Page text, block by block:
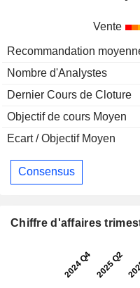
Vente
Recommandation
Nombre d'Analystes
Dernier Cours de Cloture
Objectif de cours Moyen
Ecart / Objectif Moyen
Consensus
Chiffre d'affaires